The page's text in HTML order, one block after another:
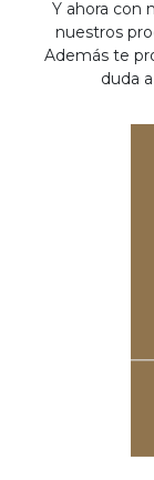
Y ahora con
nuestros
Además te
duda